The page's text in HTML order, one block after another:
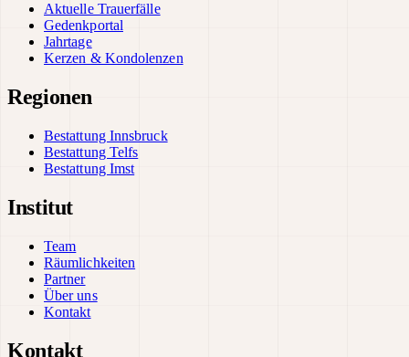
Aktuelle Trauerfälle
Gedenkportal
Jahrtage
Kerzen & Kondolenzen
Regionen
Bestattung Innsbruck
Bestattung Telfs
Bestattung Imst
Institut
Team
Räumlichkeiten
Partner
Über uns
Kontakt
Kontakt